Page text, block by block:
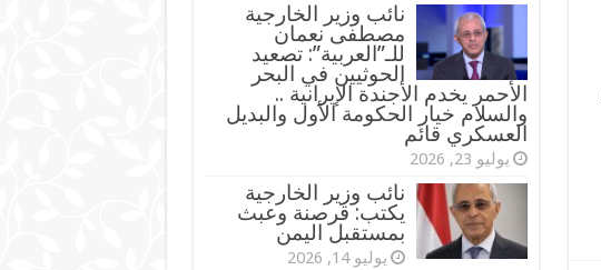
نائب وزير الخارجية
مصطفى نعمان
للـ”العربية”: تصعيد
الحوثيين في البحر
الأحمر يخدم الأجندة الإيرانية ..
والسلام خيار الحكومة الأول والبديل
العسكري قائم
يوليو 23, 2026
نائب وزير الخارجية
يكتب: قرصنة وعبث
بمستقبل اليمن
يوليو 14, 2026